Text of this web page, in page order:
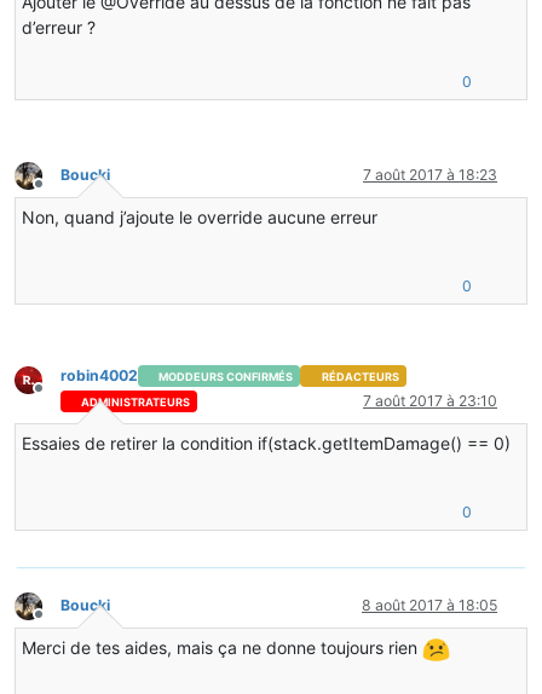
d’erreur ?
0
Hors-ligne
Boucki 7 août 2017 à 18:23
Non, quand j’ajoute le override aucune erreur
0
Hors-ligne
robin4002 MODDEURS CONFIRMÉS
RÉDACTEURS
ADMINISTRATEURS
7 août 2017 à 23:10
Essaies de retirer la condition if(stack.getItemDamage() == 0)
0
Hors-ligne
Boucki 8 août 2017 à 18:05
Merci de tes aides, mais ça ne donne toujours rien